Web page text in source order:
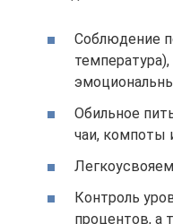
Соблюдение
Обильное
чаи, компоты
Контроль
процентов, а